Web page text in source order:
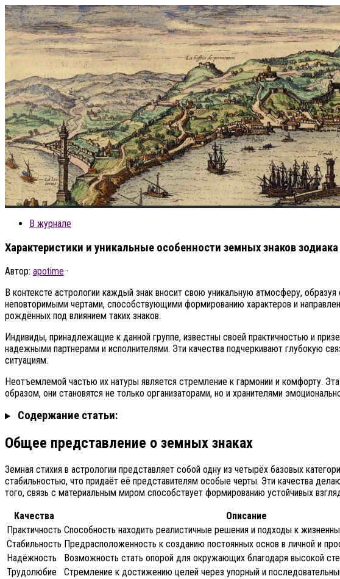
В журнале
Характеристики и уникальные особенности земных знаков зодиака
Автор: apotime ·
В контексте астрологии каждый знак вносит свою уникальную атмосферу,
неповторимыми чертами, способствующими формированию характеров и
рождённых под влиянием таких знаков.
Индивиды, принадлежащие к данной группе, известны своей практичностью и
надежными партнерами и исполнителями. Эти качества подчеркивают глубокую
ситуациям.
Неотъемлемой частью их натуры является стремление к гармонии и комфорту.
образом, они становятся не только организаторами, но и хранителями
Содержание статьи:
Общее представление о земных знаках
Земная стихия в астрологии представляет собой одну из четырёх базовых
стабильностью, что придаёт её представителям особые черты. Эти качества
того, связь с материальным миром способствует формированию устойчивых
Качества
Описание
Практичность Способность находить реалистичные решения и подходы к
Стабильность Предрасположенность к созданию постоянных основ в личной и
Надёжность
Возможность стать опорой для окружающих благодаря высокой
Трудолюбие
Стремление к достижению целей через упорный и